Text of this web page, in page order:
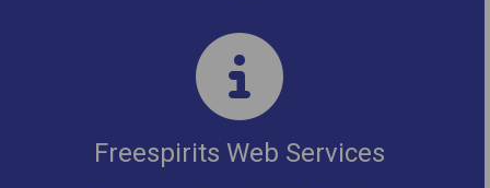
Freespirits Web Services